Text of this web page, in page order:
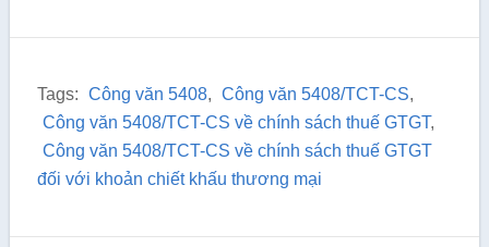
Tags: Công văn 5408, Công văn 5408/TCT-CS,
Công văn 5408/TCT-CS về chính sách thuế GTGT,
Công văn 5408/TCT-CS về chính sách thuế GTGT
đối với khoản chiết khấu thương mại